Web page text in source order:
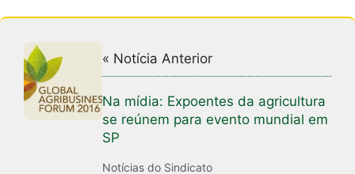
k
« Notícia Anterior
Na mídia: Expoentes da agricultura
se reúnem para evento mundial em
SP
Notícias do Sindicato